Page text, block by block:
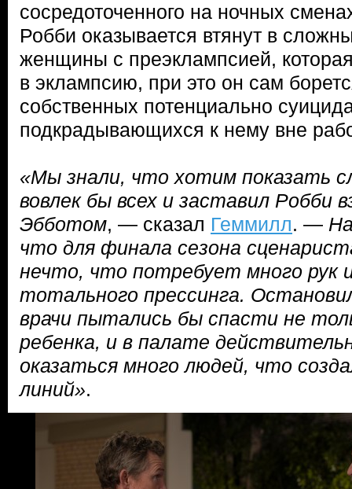
сосредоточенного на ночных
Робби оказывается втянут в
женщины с преэклампсией,
в эклампсию, при это он сам
собственных потенциально
подкрадывающихся к нему вне
«Мы знали, что хотим показать
вовлек бы всех и заставил Робби
Эбботом, — сказал Геммилл. —
что для финала сезона
нечто, что потребует много рук
тотального прессинга.
врачи пытались бы спасти не
ребенка, и в палате
оказаться много людей, что
линий».